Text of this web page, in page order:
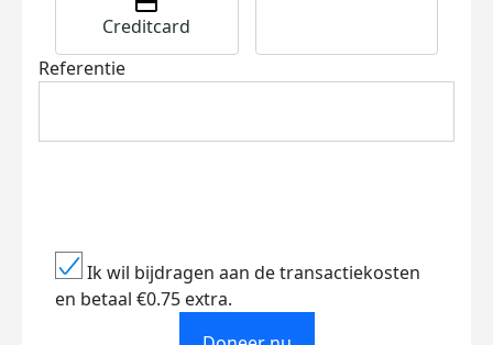
Creditcard
Referentie
Ik wil bijdragen aan de transactiekosten
en betaal €0.75 extra.